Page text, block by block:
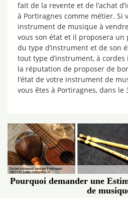
fait de la revente et de l’achat
à Portiragnes comme métier. Si
instrument de musique à
vous son état et il proposera
du type d’instrument et de son
tout type d’instrument, à
la réputation de proposer de
l’état de votre instrument de
vous êtes à Portiragnes, dans le
Pourquoi demander une
de